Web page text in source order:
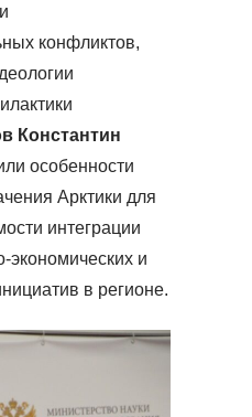
конфликтов,
Константин
особенности
Арктики для
интеграции
экономических и
в регионе.